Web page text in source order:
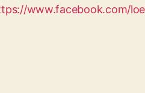
www.facebook.com/